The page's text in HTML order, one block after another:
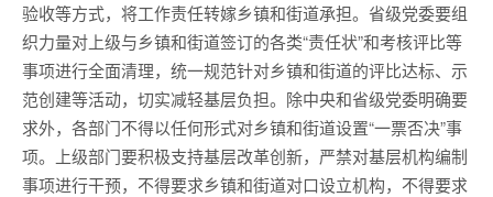
验收等方式，将工作责任转嫁乡镇和街道承担。省级党委要组
织力量对上级与乡镇和街道签订的各类“责任状”和考核评比等
事项进行全面清理，统一规范针对乡镇和街道的评比达标、示
范创建等活动，切实减轻基层负担。除中央和省级党委明确要
求外，各部门不得以任何形式对乡镇和街道设置“一票否决”事
项。上级部门要积极支持基层改革创新，严禁对基层机构编制
事项进行干预，不得要求乡镇和街道对口设立机构，不得要求